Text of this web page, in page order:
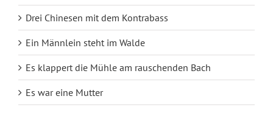
Drei Chinesen mit dem Kontrabass
Ein Männlein steht im Walde
Es klappert die Mühle am rauschenden Bach
Es war eine Mutter